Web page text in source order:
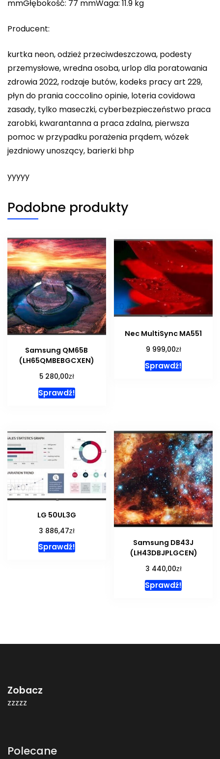
mmGłębokość: 77 mmWaga: 11.9 kg
Producent:
kurtka neon, odzież przeciwdeszczowa, podesty
przemysłowe, wredna osoba, urlop dla poratowania
zdrowia 2022, rodzaje butów, kodeks pracy art 229,
płyn do prania coccolino opinie, loteria covidowa
zasady, tylko maseczki, cyberbezpieczeństwo praca
zarobki, kwarantanna a praca zdalna, pierwsza
pomoc w przypadku porażenia prądem, wózek
jezdniowy unoszący, barierki bhp
yyyyy
Podobne produkty
Samsung QM65B
(LH65QMBEBGCXEN)
5 280,00zł
Sprawdź!
Nec MultiSync MA551
9 999,00zł
Sprawdź!
LG 50UL3G
3 886,47zł
Sprawdź!
Samsung DB43J
(LH43DBJPLGCEN)
3 440,00zł
Sprawdź!
Zobacz
zzzzz
Polecane